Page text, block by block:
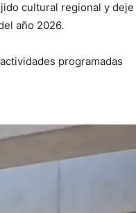
cultural regional y deje
año 2026.
programadas